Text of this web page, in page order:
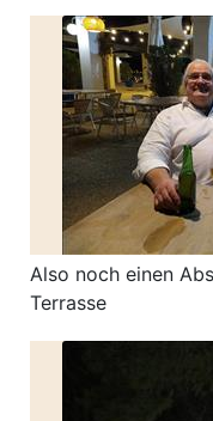
Also noch einen
Terrasse